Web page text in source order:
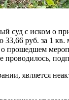
суд с иском о
руб. за 1
прошедшем
является